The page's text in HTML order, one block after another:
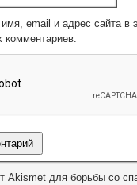
email и адрес сайта в
Akismet для борьбы со